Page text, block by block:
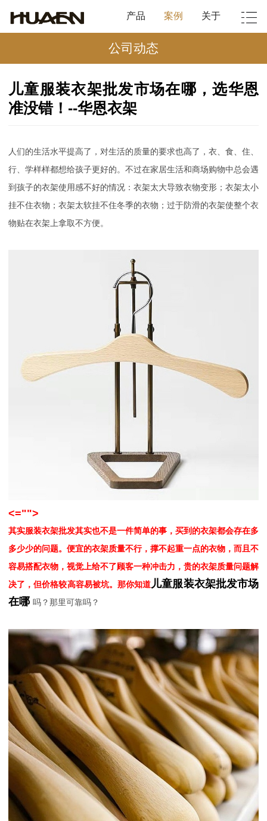
产品 案例 关于
公司动态
儿童服装衣架批发市场在哪，选华恩
准没错！--华恩衣架
人们的生活水平提高了，对生活的质量的要求也高了，衣、食、住、
行、学样样都想给孩子更好的。不过在家居生活和商场购物中总会遇
到孩子的衣架使用感不好的情况：衣架太大导致衣物变形；衣架太小
挂不住衣物；衣架太软挂不住冬季的衣物；过于防滑的衣架使整个衣
物贴在衣架上拿取不方便。
<="">
其实服装衣架批发其实也不是一件简单的事，买到的衣架都会存在多
多少少的问题。便宜的衣架质量不行，撑不起重一点的衣物，而且不
容易搭配衣物，视觉上给不了顾客一种冲击力，贵的衣架质量问题解
决了，但价格较高容易被坑。那你知道 儿童服装衣架批发市场
在哪 吗？那里可靠吗？